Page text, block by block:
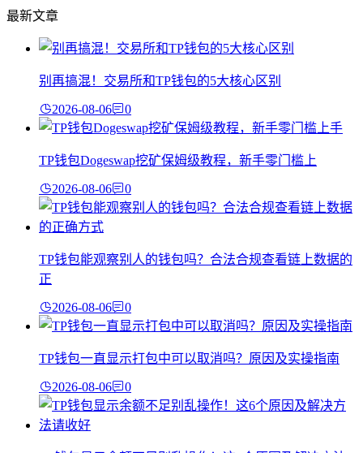
最新文章
别再搞混！交易所和TP钱包的5大核心区别
2026-08-06 0
TP钱包Dogeswap挖矿保姆级教程，新手零门槛上
2026-08-06 0
TP钱包能观察别人的钱包吗？合法合规查看链上数据的
正
2026-08-06 0
TP钱包一直显示打包中可以取消吗？原因及实操指南
2026-08-06 0